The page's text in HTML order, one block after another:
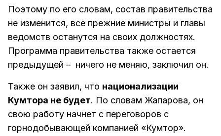
Поэтому по его словам, состав правительства
не изменится, все прежние министры и главы
ведомств останутся на своих должностях.
Программа правительства также остается
предыдущей – ничего не меняю, заключил он.
Также он заявил, что национализации
Кумтора не будет. По словам Жапарова, он
свою работу начнет с переговоров с
горнодобывающей компанией «Кумтор».